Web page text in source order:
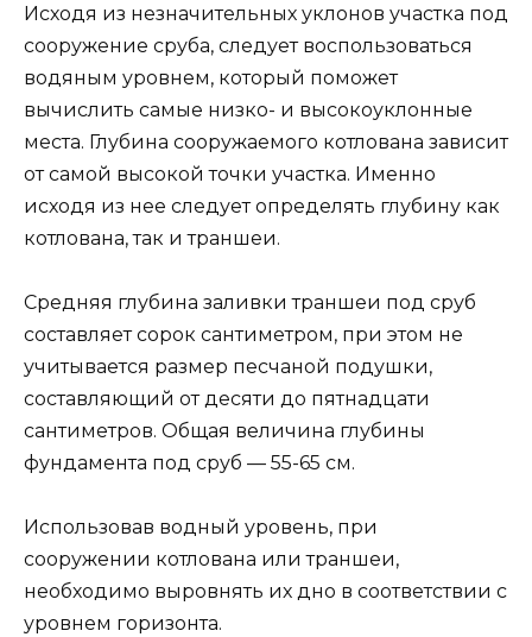
Исходя из незначительных уклонов участка под
сооружение сруба, следует воспользоваться
водяным уровнем, который поможет
вычислить самые низко- и высокоуклонные
места. Глубина сооружаемого котлована зависит
от самой высокой точки участка. Именно
исходя из нее следует определять глубину как
котлована, так и траншеи.
Средняя глубина заливки траншеи под сруб
составляет сорок сантиметром, при этом не
учитывается размер песчаной подушки,
составляющий от десяти до пятнадцати
сантиметров. Общая величина глубины
фундамента под сруб — 55-65 см.
Использовав водный уровень, при
сооружении котлована или траншеи,
необходимо выровнять их дно в соответствии с
уровнем горизонта.